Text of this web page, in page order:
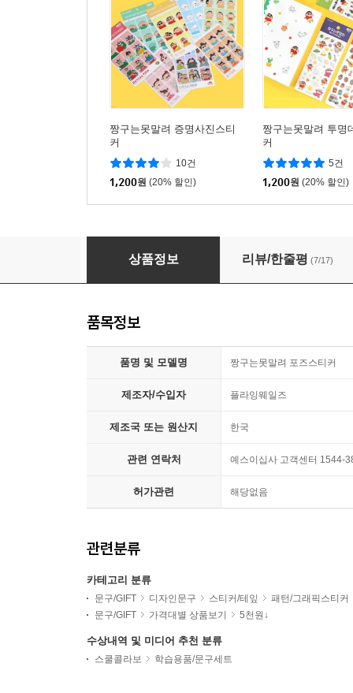
짱구는못말려 증명사진스티
커
10건
1,200원 (20% 할인)
짱구는못말려 투명
커
5건
1,200원 (20% 할인)
짱구는못말려 포즈스티커
상품정보 리뷰/한줄평 (7/17)
품목정보
품명 및 모델명 짱구는못말려 포즈스티커
제조자/수입자 플라잉웨일즈
제조국 또는 원산지 한국
관련 연락처 예스이십사 고객센터 1544-
허가관련 해당없음
관련분류
카테고리 분류
문구/GIFT 디자인문구 스티커/테잎
패턴/그래픽스티커
문구/GIFT
가격대별 상품보기 5천원↓
수상내역 및 미디어 추천 분류
스쿨콜라보 학습용품/문구세트